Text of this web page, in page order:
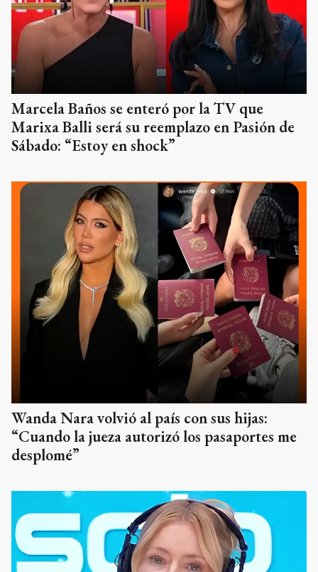
Marcela Baños se enteró por la TV que
Marixa Balli será su reemplazo en Pasión de
Sábado: “Estoy en shock”
Wanda Nara volvió al país con sus hijas:
“Cuando la jueza autorizó los pasaportes me
desplomé”